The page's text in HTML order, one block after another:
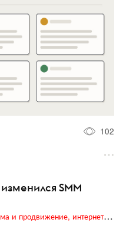
102
SMM
Digital (web-дизайн, интернет-реклама и продвижение, интернет-сообщества и блоги, интернет-коммуникации, мобильный маркетинг, реклама на цифровых экранах)